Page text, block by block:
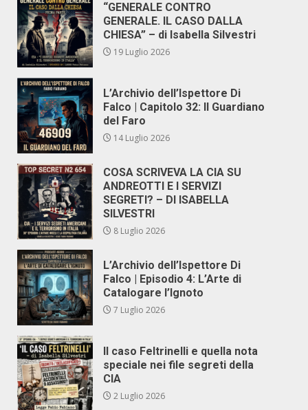
“GENERALE CONTRO
GENERALE. IL CASO DALLA
CHIESA” – di Isabella Silvestri
19 Luglio 2026
L’Archivio dell’Ispettore Di
Falco | Capitolo 32: Il Guardiano
del Faro
14 Luglio 2026
COSA SCRIVEVA LA CIA SU
ANDREOTTI E I SERVIZI
SEGRETI? – DI ISABELLA
SILVESTRI
8 Luglio 2026
L’Archivio dell’Ispettore Di
Falco | Episodio 4: L’Arte di
Catalogare l’Ignoto
7 Luglio 2026
Il caso Feltrinelli e quella nota
speciale nei file segreti della
CIA
2 Luglio 2026